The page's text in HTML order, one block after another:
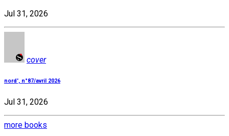
Jul 31, 2026
cover
nord', n°87/avril 2026
Jul 31, 2026
more books